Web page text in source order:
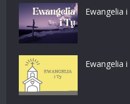
Ewangelia
Ewangelia